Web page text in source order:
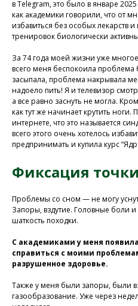
в Telegram, это было в январе
как академики говорили, что от
избавиться без особых лекарств
тренировок биологически
За 74 года моей жизни уже
всего меня беспокоила
засыпала, проблема накрывала
надоело пить! Я и телевизор
а все равно заснуть не могла.
как тут же начинает крутить
интернете, что это называется
всего этого очень хотелось
предпринимать и купила курс
Фиксация
Проблемы со сном — не могу
Запоры, вздутие. Головные боли
шаткость походки.
С академиками у меня
справиться с моими
разрушенное здоровье.
Также у меня были запоры, были
газообразование. Уже через